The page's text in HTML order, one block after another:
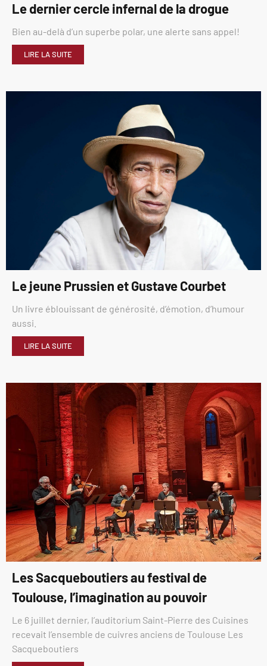
Le dernier cercle infernal de la drogue
Bien au-delà d’un superbe polar, une alerte sans appel!
LIRE LA SUITE
Le jeune Prussien et Gustave Courbet
Un livre éblouissant de générosité, d’émotion, d’humour
aussi.
LIRE LA SUITE
Les Sacqueboutiers au festival de
Toulouse, l’imagination au pouvoir
Le 6 juillet dernier, l’auditorium Saint-Pierre des Cuisines
recevait l’ensemble de cuivres anciens de Toulouse Les
Sacqueboutiers